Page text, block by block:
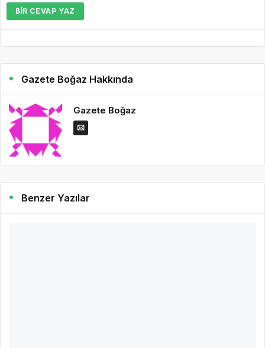
BIR CEVAP YAZ
Gazete Boğaz Hakkında
Gazete Boğaz
Benzer Yazılar